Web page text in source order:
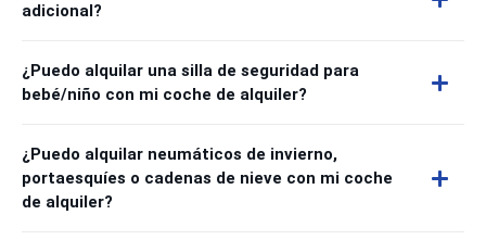
adicional?
¿Puedo alquilar una silla de seguridad para
bebé/niño con mi coche de alquiler?
¿Puedo alquilar neumáticos de invierno,
portaesquíes o cadenas de nieve con mi coche
de alquiler?